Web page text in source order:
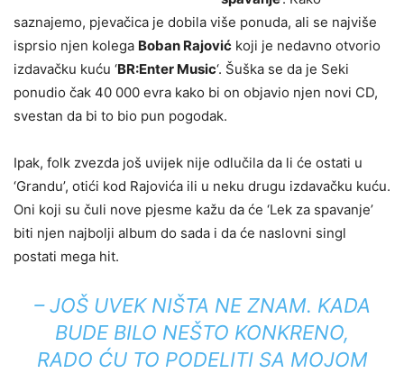
saznajemo, pjevačica je dobila više ponuda, ali se najviše
isprsio njen kolega Boban Rajović koji je nedavno otvorio
izdavačku kuću ‘BR:Enter Music‘. Šuška se da je Seki
ponudio čak 40 000 evra kako bi on objavio njen novi CD,
svestan da bi to bio pun pogodak.
Ipak, folk zvezda još uvijek nije odlučila da li će ostati u
‘Grandu’, otići kod Rajovića ili u neku drugu izdavačku kuću.
Oni koji su čuli nove pjesme kažu da će ‘Lek za spavanje’
biti njen najbolji album do sada i da će naslovni singl
postati mega hit.
– JOŠ UVEK NIŠTA NE ZNAM. KADA
BUDE BILO NEŠTO KONKRENO,
RADO ĆU TO PODELITI SA MOJOM